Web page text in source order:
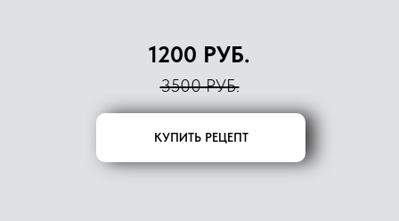
КУПИТЬ РЕЦЕПТ
1200 РУБ.
3500 РУБ.